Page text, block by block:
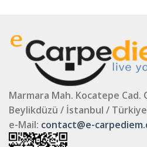
Marmara Mah. Kocatepe Cad.
Beylikdüzü / İstanbul / Türkiye
e-Mail: contact@e-